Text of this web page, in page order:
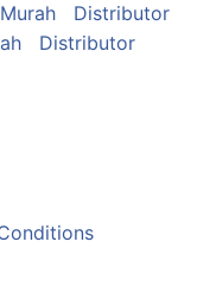
Distributor
Distributor